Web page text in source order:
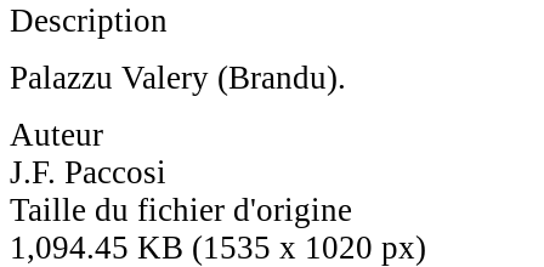
Description
Palazzu Valery (Brandu).
Auteur
J.F. Paccosi
Taille du fichier d'origine
1,094.45 KB (1535 x 1020 px)